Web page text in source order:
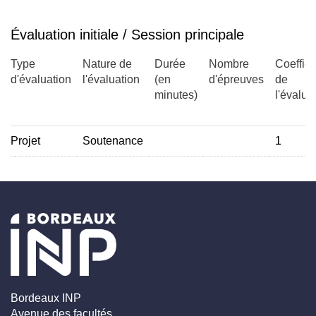
Évaluation initiale / Session principale
Type
d'évaluation
Nature de
l'évaluation
Durée
(en
minutes)
Nombre
d'épreuves
de
Projet Soutenance 1
Bordeaux INP